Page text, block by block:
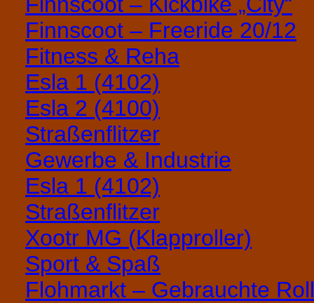
Finnscoot – Freeride 20/12
Fitness & Reha
Esla 1 (4102)
Esla 2 (4100)
Straßenflitzer
Gewerbe & Industrie
Esla 1 (4102)
Straßenflitzer
Xootr MG (Klapproller)
Sport & Spaß
Flohmarkt – Gebrauchte